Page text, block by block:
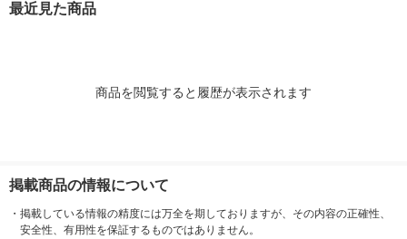
最近見た商品
商品を閲覧すると履歴が表示されます
掲載商品の情報について
・ 掲載している情報の精度には万全を期しておりますが、その内容の正確性、
安全性、有用性を保証するものではありません。